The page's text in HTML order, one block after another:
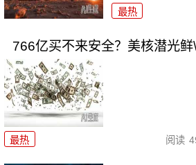
最热
766亿买不来安全？美核潜光
最热 阅读